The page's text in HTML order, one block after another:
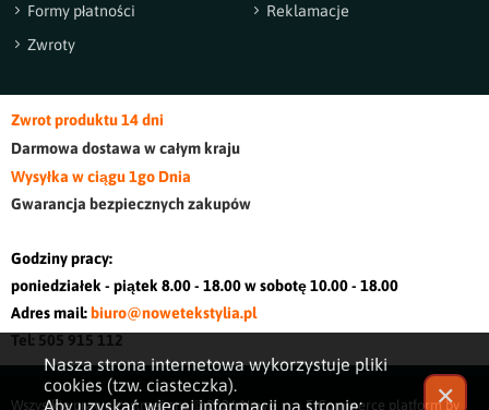
Formy płatności
Reklamacje
Zwroty
Zwrot produktu 14 dni
Darmowa dostawa w całym kraju
Wysyłka w ciągu 1go Dnia
Gwarancja bezpiecznych zakupów
Godziny pracy:
poniedziałek - piątek 8.00 - 18.00 w sobotę 10.00 - 18.00
Adres mail: biuro@nowetekstylia.pl
Tel: 505 915 112
Wszystkie prawa zastrzeżone © 2026Nowe E-Commerce platform by
Nasza strona internetowa wykorzystuje pliki
cookies (tzw. ciasteczka).
Aby uzyskać więcej informacji na stronie:
✕